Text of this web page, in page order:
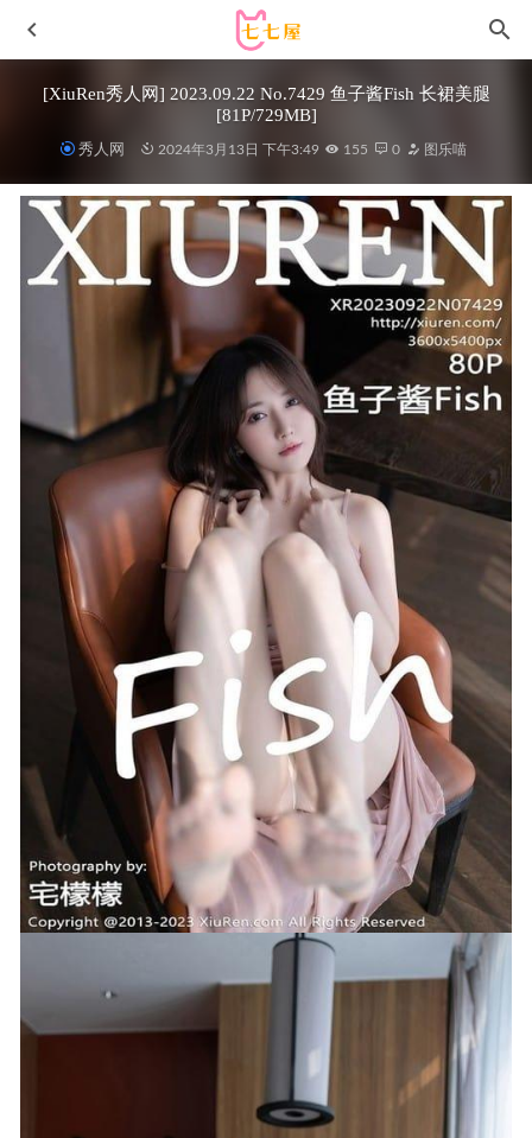
[XiuRen秀人网] 2023.09.22 No.7429 鱼子酱Fish 长裙美腿
[81P/729MB]
秀人网 2024年3月13日 下午3:49 155 0 图乐喵
语画界 – 020.04.16 VOL.290 周思乔Betty[70+1P352M]
您的蛋蛋 –NO.24 开胸卫衣[38P/245MB] 2022-05-06
AT鲨 – NO.87 涩涩猫 [87P1V-32MB]
[爱尤物]2023 NO.2713 三生烟火 曲佑熙[35P/66MB]
04-14
Byoru NO.153 Nightingale [40P6V-1.47G]
2023-12-12